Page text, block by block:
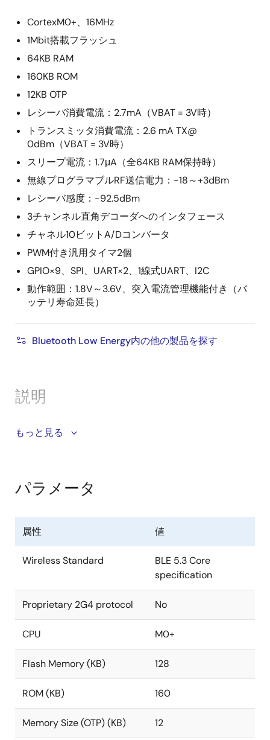
CortexM0+、16MHz
1Mbit搭載フラッシュ
64KB RAM
160KB ROM
12KB OTP
レシーバ消費電流：2.7mA（VBAT = 3V時）
トランスミッタ消費電流：2.6 mA TX@
0dBm（VBAT = 3V時）
スリープ電流：1.7μA（全64KB RAM保持時）
無線プログラマブルRF送信電力：-18～+3dBm
レシーバ感度：-92.5dBm
3チャンネル直角デコーダへのインタフェース
チャネル10ビットA/Dコンバータ
PWM付き汎用タイマ2個
GPIO×9、SPI、UART×2、1線式UART、I2C
動作範囲：1.8V～3.6V、突入電流管理機能付き（バ
ッテリ寿命延長）
Bluetooth Low Energy内の他の製品を探す
説明
DA14535MODは、最も低消費電力で低価格の完全内蔵
ータ収集を行うための高速アップグレードプロジェク
DA14535MODは、市場で採用されているDA14531MOD
とピンコンパチブルで機能的にも同等です。両モジュ
ールともCortex-M0+を利用し、クロックは16MHz、オ
ンダイRAM、ROM、OTPは1Mbitフラッシュ、32MHz水
晶振動子、パワーインダクタ、RFマッチング、プリン
トアンテナを内蔵しています。 DA14535MODは、以下
の主な機能でDA14531MODとは異なります。
最大+3dBmの送信出力
BT5.3に準拠
ホストMCUベースの動作のための2線式UARTサポー
*この機能は、工場出荷時にフラッシュにセカンダリブ
もっと見る
パラメータ
属性 値
Wireless Standard
BLE 5.3 Core
specification
Proprietary 2G4 protocol No
CPU M0+
Flash Memory (KB) 128
ROM (KB) 160
Memory Size (OTP) (KB) 12